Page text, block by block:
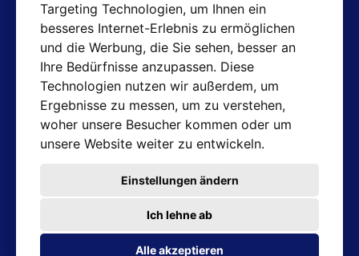
Targeting Technologien, um Ihnen ein
besseres Internet-Erlebnis zu ermöglichen
und die Werbung, die Sie sehen, besser an
Ihre Bedürfnisse anzupassen. Diese
Technologien nutzen wir außerdem, um
Ergebnisse zu messen, um zu verstehen,
woher unsere Besucher kommen oder um
unsere Website weiter zu entwickeln.
Alle akzeptieren
Ich lehne ab
Einstellungen ändern
AT-Kontakte
Shop: info@hotair.cz
+420 603 357 606 (Nur Englisch)
Mo-Fr: 7:30 – 15:00
Technische Abteilung: servis@hotair.cz
Ausgabe von Waren
(Tschechische Republik - Ostrava)
Adresse des Geschäfts